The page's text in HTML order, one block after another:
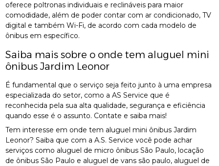
oferece poltronas individuais e reclináveis para maior
comodidade, além de poder contar com ar condicionado, TV
digital e também Wi-Fi, de acordo com cada modelo de
ônibus em específico.
Saiba mais sobre o onde tem aluguel mini
ônibus Jardim Leonor
É fundamental que o serviço seja feito junto à uma empresa
especializada do setor, como a AS Service que é
reconhecida pela sua alta qualidade, segurança e eficiência
quando esse é o assunto. Contate e saiba mais!
Tem interesse em onde tem aluguel mini ônibus Jardim
Leonor? Saiba que com a A.S. Service você pode achar
serviços como aluguel de micro ônibus São Paulo, locação
de ônibus São Paulo e aluguel de vans são paulo, aluguel de